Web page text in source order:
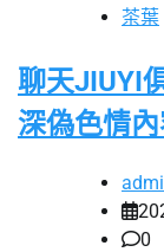
茶葉
聊天JIUYI
深偽色情
0